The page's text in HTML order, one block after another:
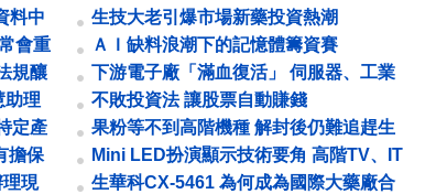
料中
會重
規釀
助理
定產
擔保
現
生技大老引爆市場新藥投資熱潮
ＡＩ缺料浪潮下的記憶體籌資賽
下游電子廠「滿血復活」 伺服器、工業
電腦、板卡大旱後雲霓至
不敗投資法 讓股票自動賺錢
果粉等不到高階機種 解封後仍難追趕生
產進度 鄭州封控52天 鴻海痛失銷售...
Mini LED扮演顯示技術要角 高階TV、IT
產品滲透率拉升
生華科CX-5461 為何成為國際大藥廠合